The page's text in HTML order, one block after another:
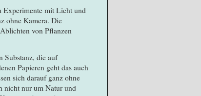
Experimente mit Licht und
ohne Kamera. Die
von Pflanzen
Substanz, die auf
Papieren geht das auch
sich darauf ganz ohne
nicht nur um Natur und